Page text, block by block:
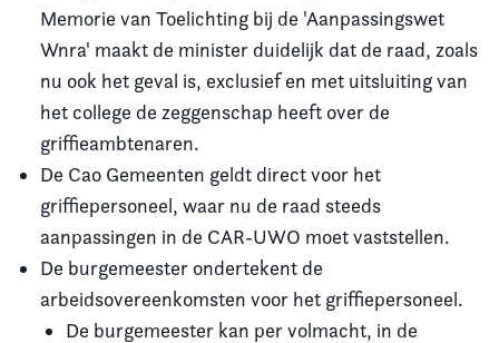
Memorie van Toelichting bij de 'Aanpassingswet
Wnra' maakt de minister duidelijk dat de raad, zoals
nu ook het geval is, exclusief en met uitsluiting van
het college de zeggenschap heeft over de
griffieambtenaren.
De Cao Gemeenten geldt direct voor het
griffiepersoneel, waar nu de raad steeds
aanpassingen in de CAR-UWO moet vaststellen.
De burgemeester ondertekent de
arbeidsovereenkomsten voor het griffiepersoneel.
De burgemeester kan per volmacht, in de